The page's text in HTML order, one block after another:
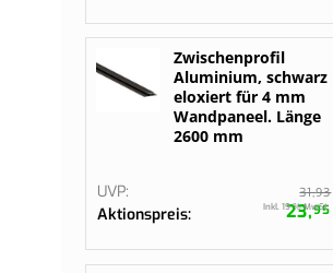
Zwischenprofil
Aluminium, schwarz
eloxiert für 4 mm
Wandpaneel. Länge
2600 mm
UVP 31,93
Aktionspreis 23,95
Inkl. 19 % MwSt.